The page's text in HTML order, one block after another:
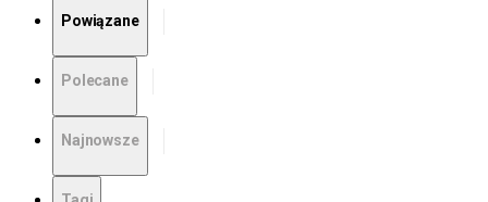
Powiązane
Polecane
Najnowsze